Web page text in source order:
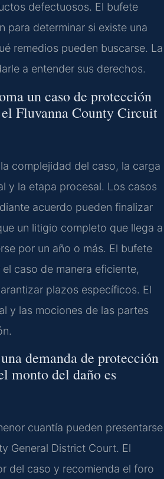
defectuosos. El bufete
para determinar si existe una
remedios pueden buscarse. La
a entender sus derechos.
un caso de protección
Fluvanna County Circuit
complejidad del caso, la carga
y la etapa procesal. Los casos
acuerdo pueden finalizar
un litigio completo que llega a
por un año o más. El bufete
caso de manera eficiente,
plazos específicos. El
y las mociones de las partes
demanda de protección
monto del daño es
cuantía pueden presentarse
General District Court. El
del caso y recomienda el foro